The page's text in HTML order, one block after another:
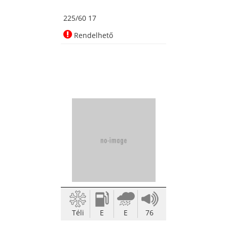
225/60 17
Rendelhető
Téli E E 76